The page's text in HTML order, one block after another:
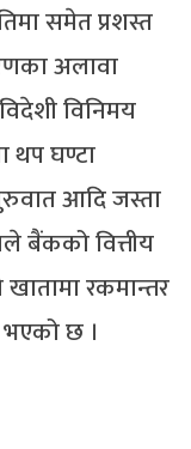
समेत प्रशस्त
अलावा
विनिमय
थप घण्टा
आदि जस्ता
बैंकको वित्तीय
रकमान्तर
छ ।